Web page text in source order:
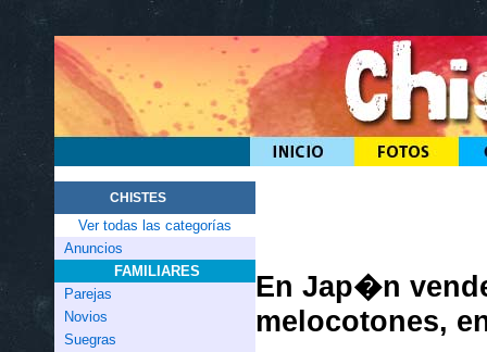
CHISTES
Ver todas las categorías
Anuncios
FAMILIARES
Parejas
Novios
Suegras
En Jap�n
melocotones,